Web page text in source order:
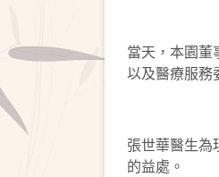
當天，本園董
以及醫療服務
張世華醫生為
的益處。